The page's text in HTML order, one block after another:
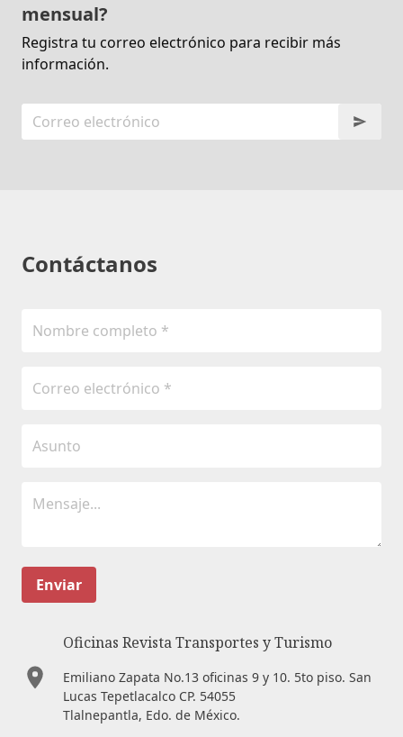
mensual?
Registra tu correo electrónico para recibir más
información.
Contáctanos
Enviar
Oficinas Revista Transportes y Turismo
Emiliano Zapata No.13 oficinas 9 y 10. 5to piso. San
Lucas Tepetlacalco CP. 54055
Tlalnepantla, Edo. de México.